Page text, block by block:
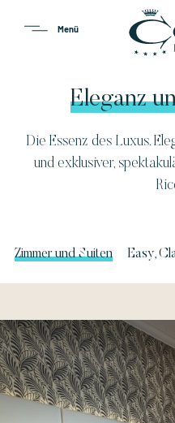
Eleganz
Die Essenz des Luxus.
und exklusiver,
Zimmer und Suiten Easy,